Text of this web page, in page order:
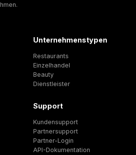
ohne jede operative